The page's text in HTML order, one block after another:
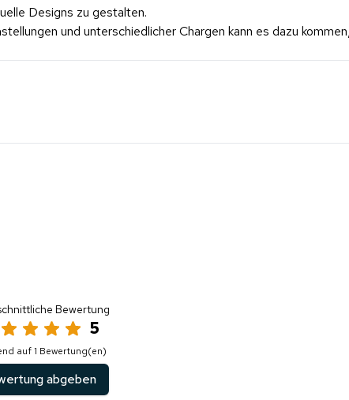
Designs zu gestalten.
und unterschiedlicher Chargen kann es dazu
Bewertung
5
auf 1 Bewertung(en)
abgeben